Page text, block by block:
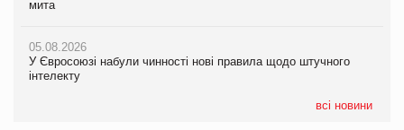
мита
05.08.2026
У Євросоюзі набули чинності нові правила щодо штучного
інтелекту
всі новини
Смачне поповнення дитячого меню: у VARUS з’явилися
05.08.2026
Сергій Лісунов про заморожені хлібобулочні вироби на
інтелекту
05.08.2026
Рекламна платформа вимагає від Google компенсацію за
втрату 6,9 трлн рекламних показів